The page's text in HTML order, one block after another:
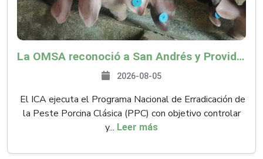
La OMSA reconoció a San Andrés y Providencia como zona libre de Peste Porcina Clásica (PPC)
2026-08-05
El ICA ejecuta el Programa Nacional de Erradicación de
la Peste Porcina Clásica (PPC) con objetivo controlar
y... Leer más